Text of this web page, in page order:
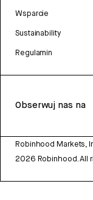
Wsparcie
Sustainability
Regulamin
Obserwuj nas na
Robinhood Markets,
2026 Robinhood. All